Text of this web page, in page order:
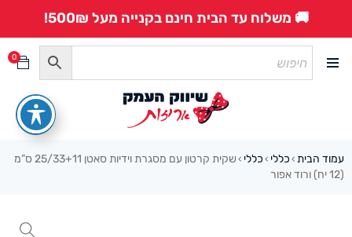
🚚 משלוח עד הבית חינם בקנייה מעל 500₪!
0
עמוד הבית › כללי › כללי ›
שקית קרטון עם מסגרת וידיות סאטן 25/33+11 ס”מ
(12 יח) ורוד אפור